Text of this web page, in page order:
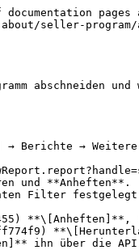
seller-program/
abschneiden
→ Berichte →
Filter
ihn über die